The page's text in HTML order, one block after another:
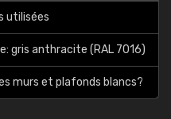
utilisées
gris anthracite (RAL 7016)
murs et plafonds blancs?